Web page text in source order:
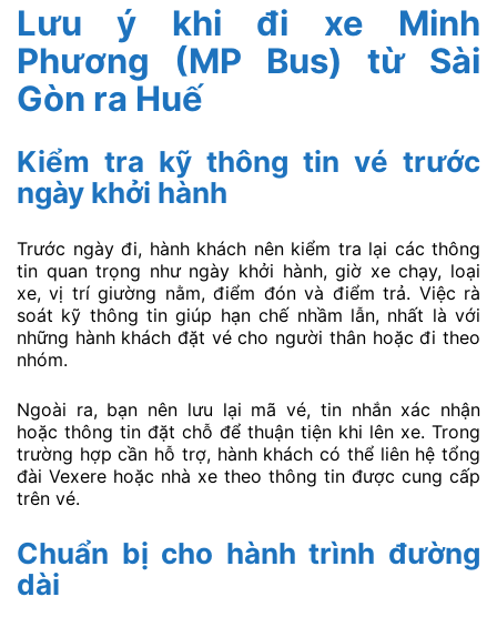
Lưu ý khi đi xe Minh
Phương (MP Bus) từ Sài
Gòn ra Huế
Kiểm tra kỹ thông tin vé trước
ngày khởi hành
Trước ngày đi, hành khách nên kiểm tra lại các thông
tin quan trọng như ngày khởi hành, giờ xe chạy, loại
xe, vị trí giường nằm, điểm đón và điểm trả. Việc rà
soát kỹ thông tin giúp hạn chế nhầm lẫn, nhất là với
những hành khách đặt vé cho người thân hoặc đi theo
nhóm.
Ngoài ra, bạn nên lưu lại mã vé, tin nhắn xác nhận
hoặc thông tin đặt chỗ để thuận tiện khi lên xe. Trong
trường hợp cần hỗ trợ, hành khách có thể liên hệ tổng
đài Vexere hoặc nhà xe theo thông tin được cung cấp
trên vé.
Chuẩn bị cho hành trình đường
dài